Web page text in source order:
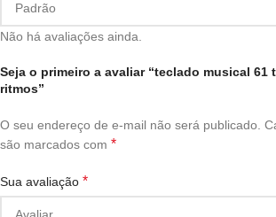
Não há avaliações ainda.
Seja o primeiro a avaliar “teclado musical 61
ritmos”
O seu endereço de e-mail não será publicado.
são marcados com *
Sua avaliação *